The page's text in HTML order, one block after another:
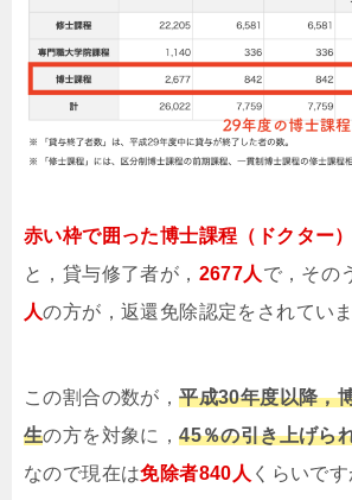
赤い枠で囲った博士課程（ドクター）
と，貸与修了者が， 2677人 で，その
人の方が，返還免除認定をされていま
この割合の数が，平成30年度以降，
生の方を対象に，45％の引き上げら
なので現在は免除者840人 くらいで